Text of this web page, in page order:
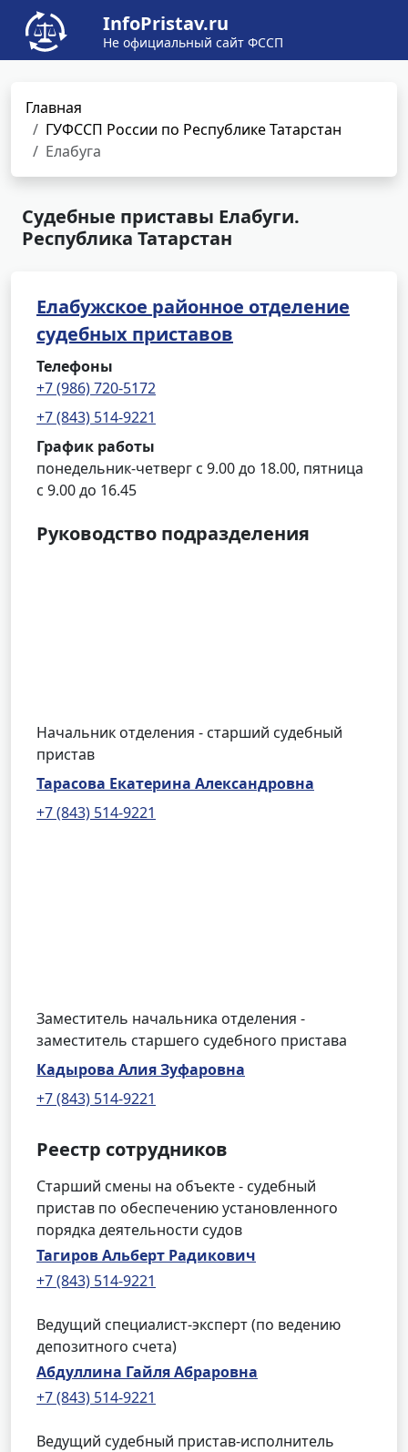
InfoPristav.ru
Не официальный сайт ФССП
Главная
ГУФССП России по Республике Татарстан
Елабуга
Судебные приставы Елабуги.
Республика Татарстан
Елабужское районное отделение
судебных приставов
Телефоны
+7 (986) 720-5172
+7 (843) 514-9221
График работы
понедельник-четверг с 9.00 до 18.00, пятница
с 9.00 до 16.45
Руководство подразделения
Начальник отделения - старший судебный
пристав
Тарасова Екатерина Александровна
+7 (843) 514-9221
Заместитель начальника отделения -
заместитель старшего судебного пристава
Кадырова Алия Зуфаровна
+7 (843) 514-9221
Реестр сотрудников
Старший смены на объекте - судебный
пристав по обеспечению установленного
порядка деятельности судов
Тагиров Альберт Радикович
+7 (843) 514-9221
Ведущий специалист-эксперт (по ведению
депозитного счета)
Абдуллина Гайля Абраровна
+7 (843) 514-9221
Ведущий судебный пристав-исполнитель